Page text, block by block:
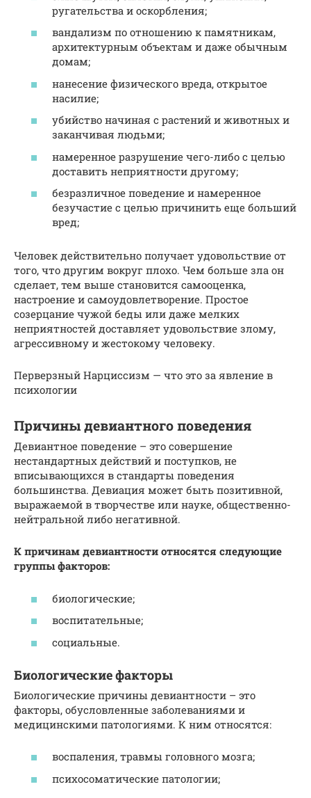
ругательства и оскорбления;
вандализм по отношению к памятникам,
архитектурным объектам и даже обычным
домам;
нанесение физического вреда, открытое
насилие;
убийство начиная с растений и животных и
заканчивая людьми;
намеренное разрушение чего-либо с целью
доставить неприятности другому;
безразличное поведение и намеренное
безучастие с целью причинить еще больший
вред;
Человек действительно получает удовольствие от
того, что другим вокруг плохо. Чем больше зла он
сделает, тем выше становится самооценка,
настроение и самоудовлетворение. Простое
созерцание чужой беды или даже мелких
неприятностей доставляет удовольствие злому,
агрессивному и жестокому человеку.
Перверзный Нарциссизм — что это за явление в
психологии
Причины девиантного поведения
Девиантное поведение – это совершение
нестандартных действий и поступков, не
вписывающихся в стандарты поведения
большинства. Девиация может быть позитивной,
выражаемой в творчестве или науке, общественно-
нейтральной либо негативной.
К причинам девиантности относятся следующие
группы факторов:
биологические;
воспитательные;
социальные.
Биологические факторы
Биологические причины девиантности – это
факторы, обусловленные заболеваниями и
медицинскими патологиями. К ним относятся:
воспаления, травмы головного мозга;
психосоматические патологии;